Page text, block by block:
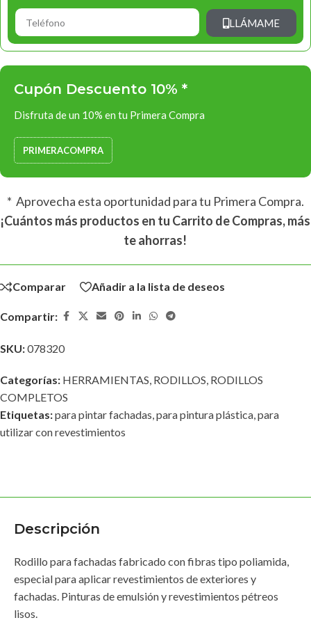
LLÁMAME
Cupón Descuento 10% *
Disfruta de un 10% en tu Primera Compra
PRIMERACOMPRA
* Aprovecha esta oportunidad para tu Primera Compra.
¡Cuántos más productos en tu Carrito de Compras, más
te ahorras!
Comparar Añadir a la lista de deseos
Compartir:
SKU:078320
Categorías: HERRAMIENTAS RODILLOS RODILLOS
COMPLETOS
Etiquetas:para pintar fachadas para pintura plástica para
utilizar con revestimientos
Descripción
Rodillo para fachadas fabricado con fibras tipo poliamida,
especial para aplicar revestimientos de exteriores y
fachadas. Pinturas de emulsión y revestimientos pétreos
lisos.